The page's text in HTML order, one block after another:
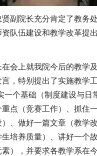
副院长充分肯定了教务
队伍建设和教学改革提
在会上就我院今后的教学
，特别提出了实施教学
一个基础（制度建设与日
点（竞赛工作）、抓住
）、做好一篇文章（教学
培养质量）、讲好一个
），并要求各教学系在